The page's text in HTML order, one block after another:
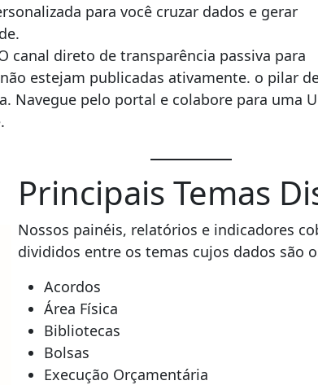
para você cruzar dados e gerar
canal direto de transparência passiva para
estejam publicadas ativamente. o pilar
Navegue pelo portal e colabore para uma
Principais Temas
Nossos painéis, relatórios e indicadores
divididos entre os temas cujos dados são
Acordos
Área Física
Bibliotecas
Bolsas
Execução Orçamentária